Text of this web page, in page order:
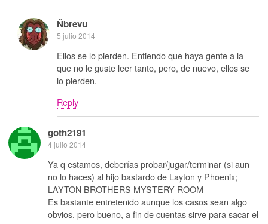
Ñbrevu
5 julio 2014
Ellos se lo pierden. Entiendo que haya gente a la
que no le guste leer tanto, pero, de nuevo, ellos se
lo pierden.
Reply
goth2191
4 julio 2014
Ya q estamos, deberías probar/jugar/terminar (si aun
no lo haces) al hijo bastardo de Layton y Phoenix;
LAYTON BROTHERS MYSTERY ROOM
Es bastante entretenido aunque los casos sean algo
obvios, pero bueno, a fin de cuentas sirve para sacar el